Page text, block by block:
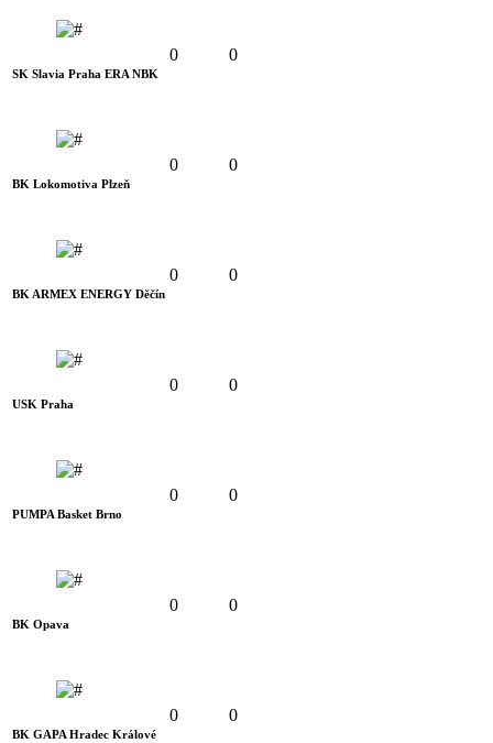
SK Slavia Praha ERA NBK
0 0
BK Lokomotiva Plzeň
0 0
BK ARMEX ENERGY Děčín
0 0
USK Praha
0 0
PUMPA Basket Brno
0 0
BK Opava
0 0
BK GAPA Hradec Králové
0 0